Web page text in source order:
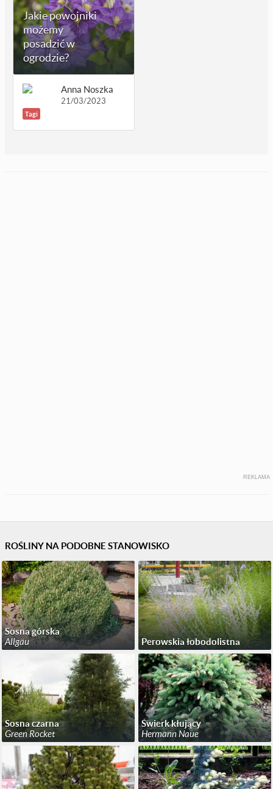
Jakie powojniki
możemy
posadzić w
ogrodzie?
Anna Noszka
21/03/2023
Tagi
REKLAMA
ROŚLINY NA PODOBNE STANOWISKO
Sosna górska
Allgäu
Perowskia łobodolistna
Sosna czarna
Green Rocket
Świerk kłujący
Hermann Naue